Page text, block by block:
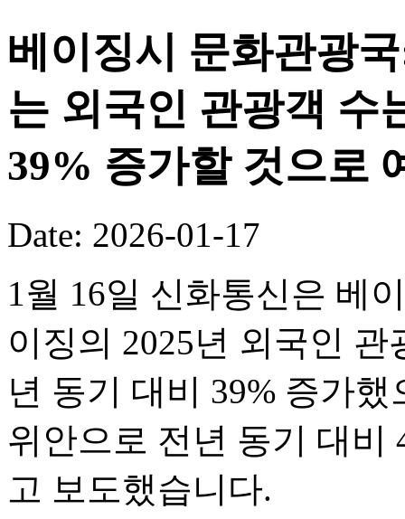
베이징시 문화관광
는 외국인 관광객 수
39% 증가할 것으로
Date: 2026-01-17
1월 16일 신화통신은 베
이징의 2025년 외국인
년 동기 대비 39% 증가
위안으로 전년 동기 대비
고 보도했습니다.